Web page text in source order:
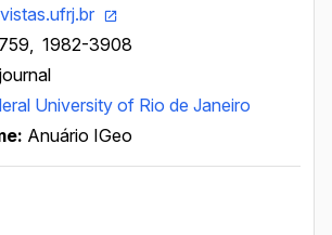
1982-3908
journal
University of Rio de Janeiro
Anuário IGeo